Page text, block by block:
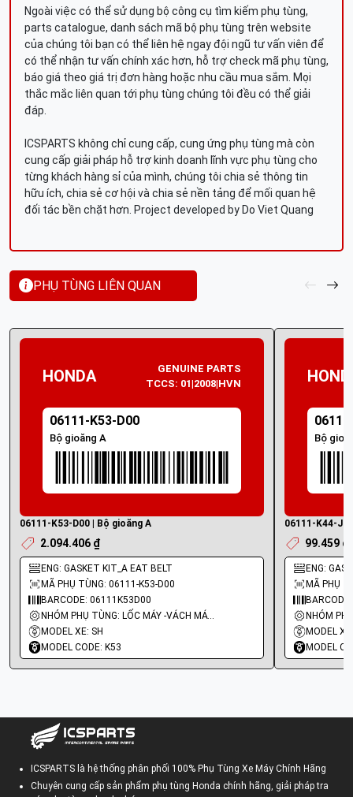
Ngoài việc có thể sử dụng bộ công cụ tìm kiếm phụ tùng,
parts catalogue, danh sách mã bộ phụ tùng trên website
của chúng tôi bạn có thể liên hệ ngay đội ngũ tư vấn viên để
có thể nhận tư vấn chính xác hơn, hỗ trợ check mã phụ tùng,
báo giá theo giá trị đơn hàng hoặc nhu cầu mua sắm. Mọi
thắc mắc liên quan tới phụ tùng chúng tôi đều có thể giải
đáp.
ICSPARTS không chỉ cung cấp, cung ứng phụ tùng mà còn
cung cấp giải pháp hỗ trợ kinh doanh lĩnh vực phụ tùng cho
từng khách hàng sỉ của mình, chúng tôi chia sẻ thông tin
hữu ích, chia sẻ cơ hội và chia sẻ nền tảng để mối quan hệ
đối tác bền chặt hơn. Project developed by Do Viet Quang
PHỤ TÙNG LIÊN QUAN
HONDA
GENUINE PARTS
TCCS: 01|2008|HVN
06111-K53-D00
Bộ gioăng A
06111-K53-D00 | Bộ gioăng A
2.094.406 ₫
ENG: GASKET KIT_A EAT BELT
MÃ PHỤ TÙNG: 06111-K53-D00
BARCODE: 06111K53D00
NHÓM PHỤ TÙNG: LỐC MÁY -VÁCH MÁY - GIOĂNG MÁY
MODEL XE: SH
MODEL CODE: K53
Bộ
06111-K44-
99.459 ₫
ENG:
MÃ PHỤ
MODEL
MODEL
ICSPARTS là hệ thống phân phối 100% Phụ Tùng Xe Máy Chính Hãng
Chuyên cung cấp sản phẩm phụ tùng Honda chính hãng, giải pháp tra